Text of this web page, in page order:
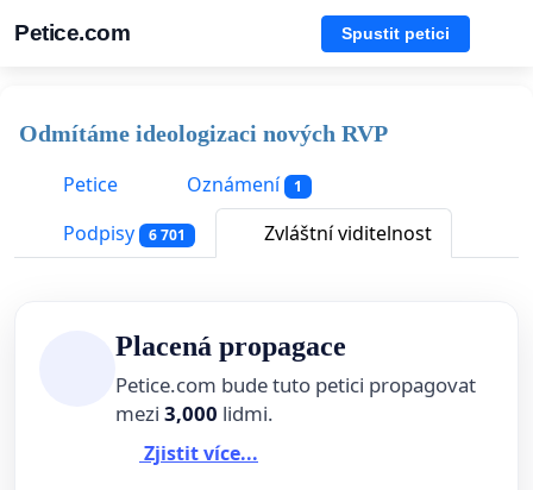
Petice.com Spustit petici
Odmítáme ideologizaci nových RVP
Petice
Oznámení 1
Podpisy 6 701 Zvláštní viditelnost
Placená propagace
Petice.com bude tuto petici propagovat
mezi 3,000 lidmi.
Zjistit více...